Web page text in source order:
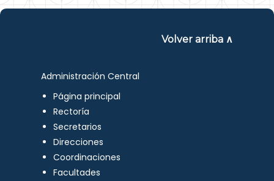
Volver arriba ∧
Administración Central
Página principal
Rectoría
Secretarios
Direcciones
Coordinaciones
Facultades